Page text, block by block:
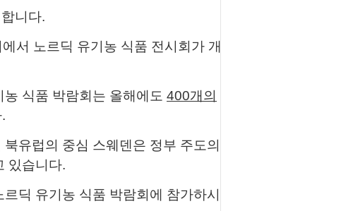
니다.
서 노르딕 유기농 식품 전시회 가 개
식품 박람회는 올해에도 400개의
유럽의 중심 스웨덴은 정부 주도의
있습니다.
딕 유기농 식품 박람회 에 참가하시